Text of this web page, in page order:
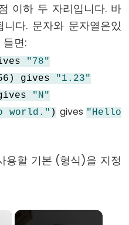
이하 두 자리입니다. 바
다. 문자와 문자열은있
면:
"78"
gives "1.23"
"N"
world." ) gives "Hello
용할 기본 (형식)을 지정